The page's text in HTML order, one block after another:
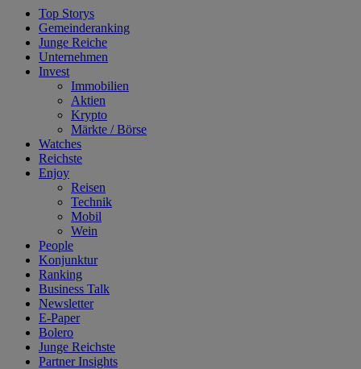
Top Storys
Gemeinderanking
Junge Reiche
Unternehmen
Invest
Immobilien
Aktien
Krypto
Märkte / Börse
Watches
Reichste
Enjoy
Reisen
Technik
Mobil
Wein
People
Konjunktur
Ranking
Business Talk
Newsletter
E-Paper
Bolero
Junge Reichste
Partner Insights